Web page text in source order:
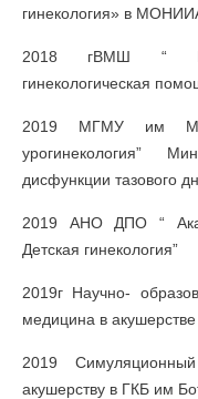
гинекология» в
2018 гВМШ “
гинекологическая
2019 МГМУ им М.
урогинекология”
дисфункции тазового
2019 АНО ДПО “
Детская гинекология”
2019г Научно-
медицина в акушерстве
2019
акушерству в ГКБ им